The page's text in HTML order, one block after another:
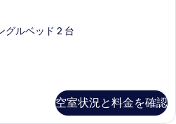
グルベッド 2 台
空室状況と料金を確認